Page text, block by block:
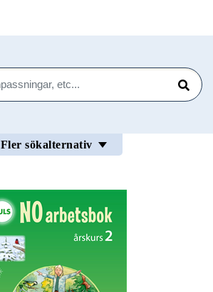
Sök
Fler sökalternativ